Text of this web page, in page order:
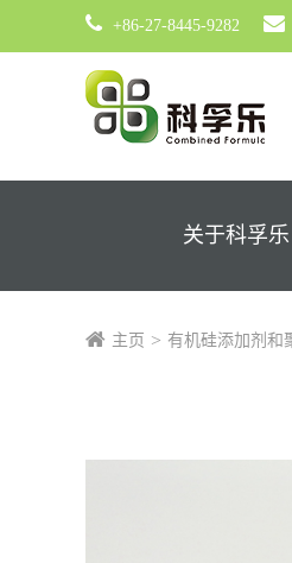
+86-27-8445-9282
关于科孚乐
主页 有机硅添加剂和